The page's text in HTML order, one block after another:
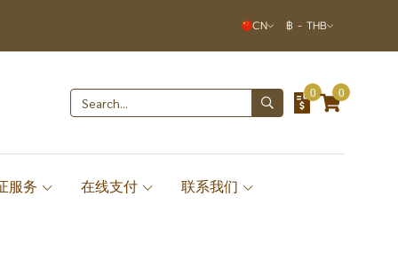
CN ฿ - THB
0 0
服务 在线支付 联系我们